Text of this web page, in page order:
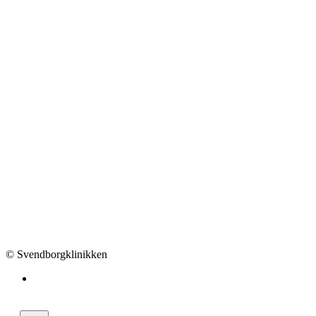
© Svendborgklinikken